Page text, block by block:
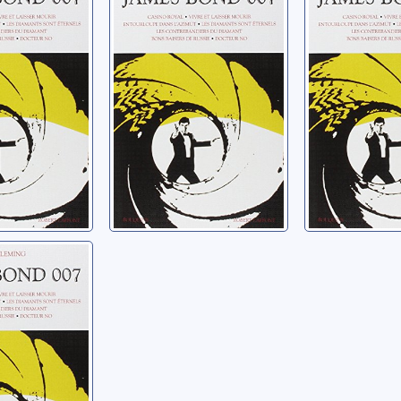
Entourloupe
dans l'azimut
Fleming, Ian
Les
sont
Fleming, Ian
007:
007